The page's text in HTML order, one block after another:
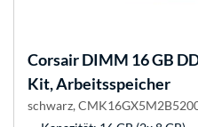
CorsairDIMM 16 GB
Kit, Arbeitsspeicher
schwarz,